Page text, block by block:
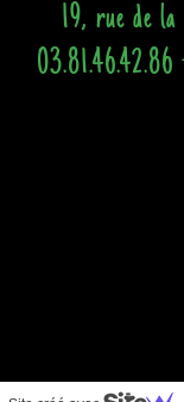
19, rue de
03.81.46.42.86